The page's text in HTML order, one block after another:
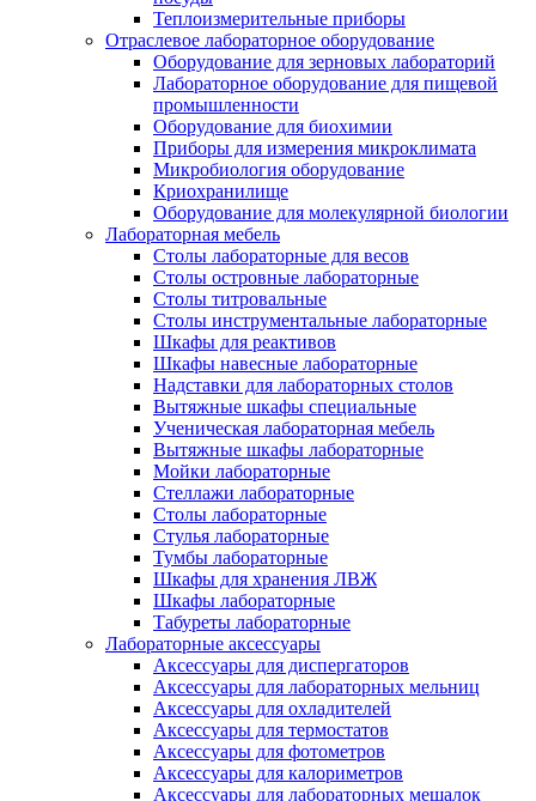
Теплоизмерительные приборы
Отраслевое лабораторное оборудование
Оборудование для зерновых лабораторий
Лабораторное оборудование для пищевой
промышленности
Оборудование для биохимии
Приборы для измерения микроклимата
Микробиология оборудование
Криохранилище
Оборудование для молекулярной биологии
Лабораторная мебель
Столы лабораторные для весов
Столы островные лабораторные
Столы титровальные
Столы инструментальные лабораторные
Шкафы для реактивов
Шкафы навесные лабораторные
Надставки для лабораторных столов
Вытяжные шкафы специальные
Ученическая лабораторная мебель
Вытяжные шкафы лабораторные
Мойки лабораторные
Стеллажи лабораторные
Столы лабораторные
Стулья лабораторные
Тумбы лабораторные
Шкафы для хранения ЛВЖ
Шкафы лабораторные
Табуреты лабораторные
Лабораторные аксессуары
Аксессуары для диспергаторов
Аксессуары для лабораторных мельниц
Аксессуары для охладителей
Аксессуары для термостатов
Аксессуары для фотометров
Аксессуары для калориметров
Аксессуары для лабораторных мешалок